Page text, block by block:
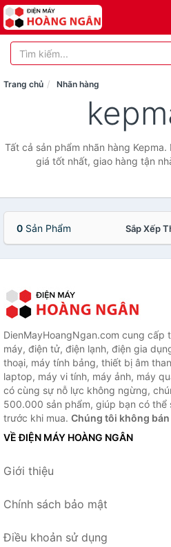
Trang chủ Nhãn hàng
Tất cả sản phẩm nhãn hàng
giá tốt nhất, giao hàng tận
0 Sản Phẩm Sắp Xếp
DienMayHoangNgan.com cung cấp
máy, điện tử, điện lạnh, điện gia
thoại, máy tính bảng, thiết bị âm
laptop, máy vi tính, máy ảnh, máy
có cùng sự nỗ lực không ngừng,
500.000 sản phẩm, giúp bạn có thể
trước khi mua. Chúng tôi không bán
VỀ ĐIỆN MÁY HOÀNG NGÂN
Giới thiệu
Chính sách bảo mật
Điều khoản sử dụng